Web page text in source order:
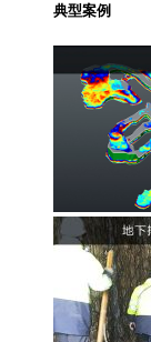
典型案例